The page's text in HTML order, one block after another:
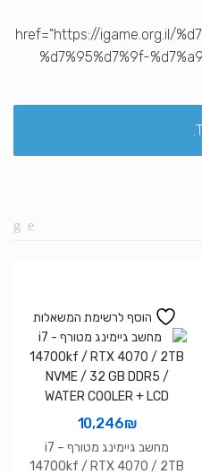
href="https://igame.org.il/
%d7%95%d7%9f-
הוסף לרשימת המשאלות
10,246₪
מחשב גיימינג מטורף i7 –
14700kf / RTX 4070 / 2TB